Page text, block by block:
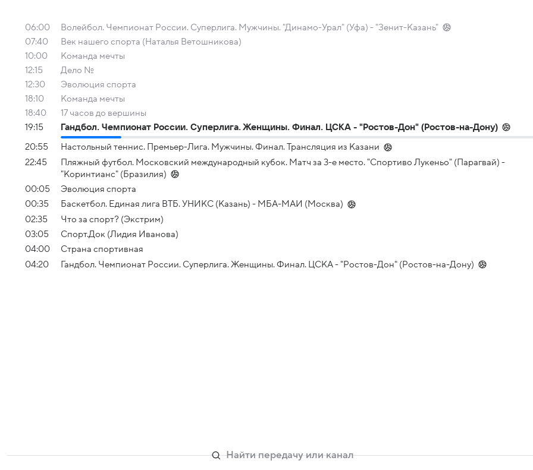
06:00
Волейбол. Чемпионат России. Суперлига. Мужчины. "Динамо-Урал" (Уфа) - "Зенит-Казань"
07:40
Век нашего спорта (Наталья Ветошникова)
10:00
Команда мечты
12:15
Дело №
12:30
Эволюция спорта
18:10
Команда мечты
18:40
17 часов до вершины
19:15
Гандбол. Чемпионат России. Суперлига. Женщины. Финал. ЦСКА - "Ростов-Дон" (Ростов-на-Дону)
20:55
Настольный теннис. Премьер-Лига. Мужчины. Финал. Трансляция из Казани
22:45
Пляжный футбол. Московский международный кубок. Матч за 3-е место. "Спортиво Лукеньо" (Парагвай) -
"Коринтианс" (Бразилия)
00:05
Эволюция спорта
00:35
Баскетбол. Единая лига ВТБ. УНИКС (Казань) - МБА-МАИ (Москва)
02:35
Что за спорт? (Экстрим)
03:05
Спорт.Док (Лидия Иванова)
04:00
Страна спортивная
04:20
Гандбол. Чемпионат России. Суперлига. Женщины. Финал. ЦСКА - "Ростов-Дон" (Ростов-на-Дону)